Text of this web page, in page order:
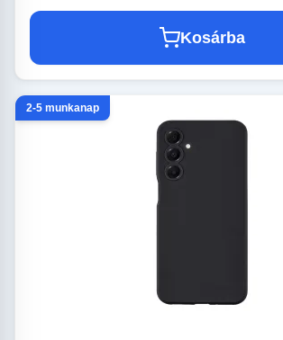
Kosárba
2-5 munkanap